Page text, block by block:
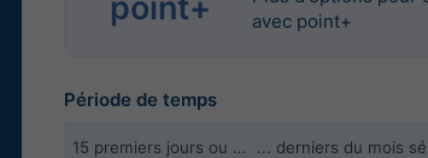
avec point+
Période de temps
15 premiers jours ou … ... derniers du mois